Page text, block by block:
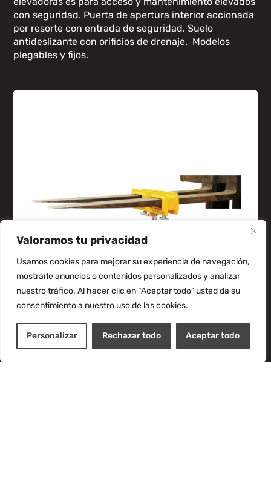
Valoramos tu privacidad
Usamos cookies para mejorar su experiencia de navegación,
mostrarle anuncios o contenidos personalizados y analizar
nuestro tráfico. Al hacer clic en “Aceptar todo” usted da su
consentimiento a nuestro uso de las cookies.
Personalizar Rechazar todo Aceptar todo
con seguridad. Puerta de apertura interior accionada
por resorte con entrada de seguridad. Suelo
antideslizante con orificios de drenaje. Modelos
plegables y fijos.